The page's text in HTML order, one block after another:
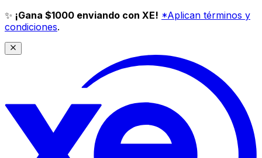
✨ ¡Gana $1000 enviando con XE! *Aplican términos y
condiciones.